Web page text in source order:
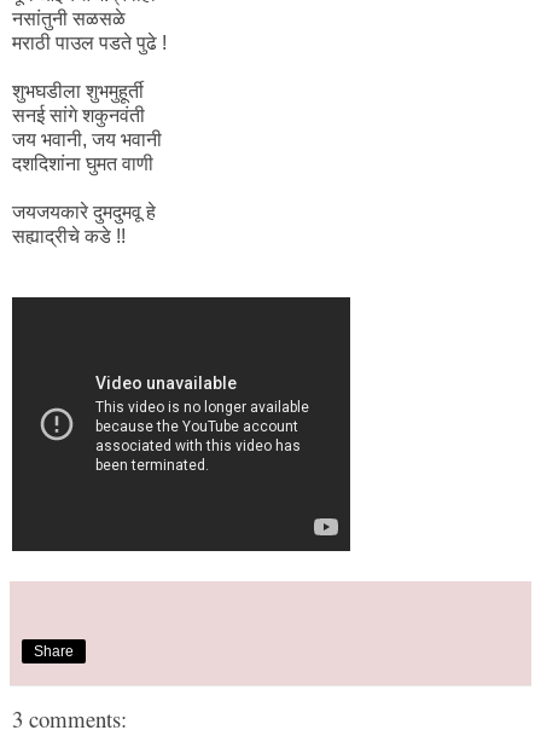
नसांतुनी सळसळे
मराठी पाउल पडते पुढे !
शुभघडीला शुभमुहूर्ती
सनई सांगे शकुनवंती
जय भवानी, जय भवानी
दशदिशांना घुमत वाणी
जयजयकारे दुमदुमवू हे
सह्याद्रीचे कडे !!
Share
3 comments: